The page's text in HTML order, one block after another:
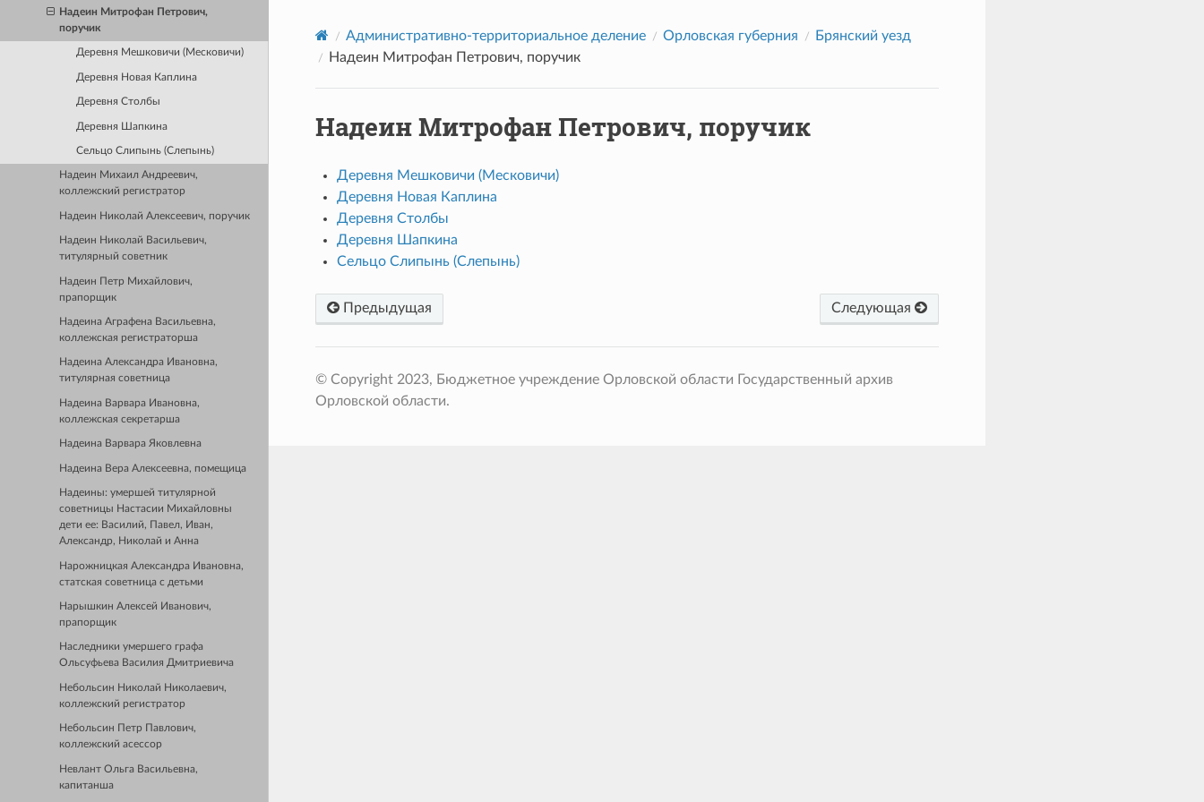
Надеин Митрофан Петрович,
поручик
Деревня Мешковичи (Месковичи)
Деревня Новая Каплина
Деревня Столбы
Деревня Шапкина
Сельцо Слипынь (Слепынь)
Надеин Михаил Андреевич,
коллежский регистратор
Надеин Николай Алексеевич, поручик
Надеин Николай Васильевич,
титулярный советник
Надеин Петр Михайлович,
прапорщик
Надеина Аграфена Васильевна,
коллежская регистраторша
Надеина Александра Ивановна,
титулярная советница
Надеина Варвара Ивановна,
коллежская секретарша
Надеина Варвара Яковлевна
Надеина Вера Алексеевна, помещица
Надеины: умершей титулярной
советницы Настасии Михайловны
дети ее: Василий, Павел, Иван,
Александр, Николай и Анна
Нарожницкая Александра Ивановна,
статская советница с детьми
Нарышкин Алексей Иванович,
прапорщик
Наследники умершего графа
Ольсуфьева Василия Дмитриевича
Небольсин Николай Николаевич,
коллежский регистратор
Небольсин Петр Павлович,
коллежский асессор
Невлант Ольга Васильевна,
капитанша
Административно-территориальное деление Орловская губерния
Брянский уезд
Надеин Митрофан Петрович, поручик
Надеин Митрофан Петрович, поручик
Деревня Мешковичи (Месковичи)
Деревня Новая Каплина
Деревня Столбы
Деревня Шапкина
Сельцо Слипынь (Слепынь)
Предыдущая Следующая
© Copyright 2023, Бюджетное учреждение Орловской области Государственный архив
Орловской области.